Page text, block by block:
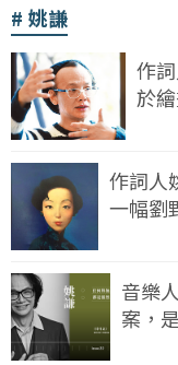
姚謙
作
於
作詞人
一幅劉
音樂
案，